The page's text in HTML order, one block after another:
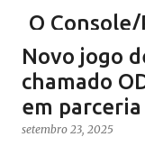
O
Steam
novembro 13, 2025
0
Novo jogo
chamado
em
setembro 23, 2025